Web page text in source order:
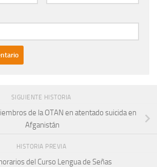
SIGUIENTE HISTORIA
de la OTAN en atentado suicida en
Afganistán
HISTORIA PREVIA
del Curso Lengua de Señas